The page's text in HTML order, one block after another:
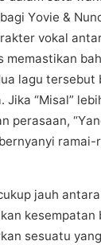
Yоvіе &
vokal
lagu
Jika “Misal”
perasaan,
rаmаі-
jаuh
kesempatan
ѕеѕuаtu